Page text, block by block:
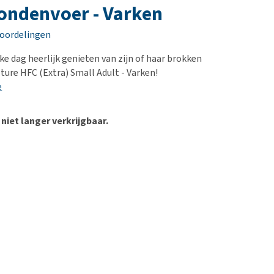
en dementie
en conditie
pezen en botten
- Varken
dag heerlijk genieten van zijn of haar brokken
HFC (Extra) Small Adult - Varken!
langer verkrijgbaar.